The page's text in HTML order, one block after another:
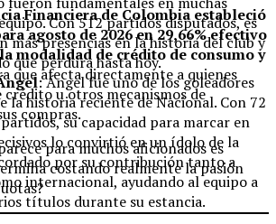
Con 512 partidos disputados, es
más presencias en la historia del club y
que perdura hasta hoy.
: Ángel fue uno de los goleadores
la historia reciente de Nacional. Con 72
su capacidad para marcar en
lo convirtió en un ídolo de la
por su contribución tanto a
internacional, ayudando al equipo a
títulos durante su estancia.
Financiera de Colombia estableció
agosto de 2026 en 29,66% efectivo
modalidad de crédito de consumo y
que afecta directamente a quienes
u otros mecanismos de
compras.
para muchos aficionados es
costando realmente la pasión